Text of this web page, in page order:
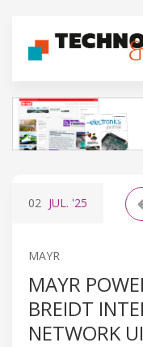
02 JUL. '25
MAYR
MAYR
BREIDT
NETWORK